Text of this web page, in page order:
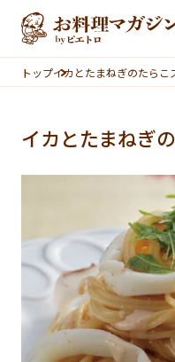
本文へスキップ
トップイカとたまねぎのたらこ
イカとたまねぎ